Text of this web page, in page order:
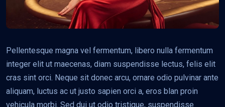
Pellentesque magna vel fermentum, libero nulla fermentum
integer elit ut maecenas, diam suspendisse lectus, felis elit
cras sint orci. Neque sit donec arcu, ornare odio pulvinar ante
aliquam, luctus ac ut justo sapien orci a, eros blan proin
vehicula morbi. Sed dui ut odio tristique, suspendisse